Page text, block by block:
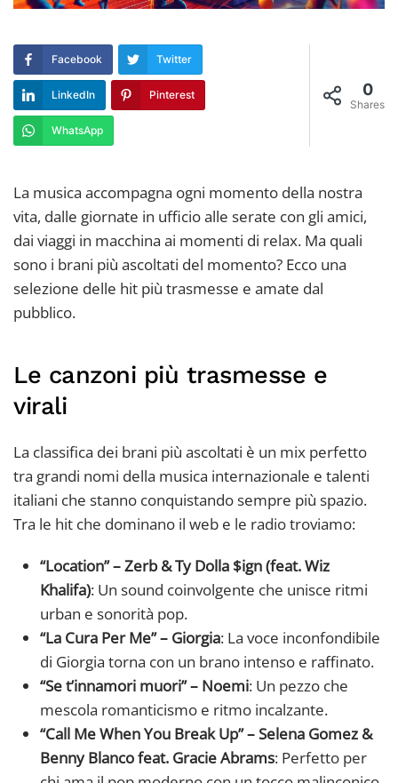
0
Shares
Facebook Twitter
LinkedIn Pinterest
WhatsApp
La musica accompagna ogni momento della nostra
vita, dalle giornate in ufficio alle serate con gli amici,
dai viaggi in macchina ai momenti di relax. Ma quali
sono i brani più ascoltati del momento? Ecco una
selezione delle hit più trasmesse e amate dal
pubblico.
Le canzoni più trasmesse e
virali
La classifica dei brani più ascoltati è un mix perfetto
tra grandi nomi della musica internazionale e talenti
italiani che stanno conquistando sempre più spazio.
Tra le hit che dominano il web e le radio troviamo:
“Location” – Zerb & Ty Dolla $ign (feat. Wiz
Khalifa): Un sound coinvolgente che unisce ritmi
urban e sonorità pop.
“La Cura Per Me” – Giorgia: La voce inconfondibile
di Giorgia torna con un brano intenso e raffinato.
“Se t’innamori muori” – Noemi: Un pezzo che
mescola romanticismo e ritmo incalzante.
“Call Me When You Break Up” – Selena Gomez &
Benny Blanco feat. Gracie Abrams: Perfetto per